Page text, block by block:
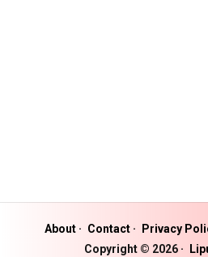
About Contact Privacy
Copyright © 2026